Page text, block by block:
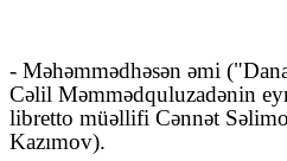
- Məhəmmədhəsən əmi
Cəlil Məmmədquluzadənin
libretto müəllifi Cənnət
Kazımov).